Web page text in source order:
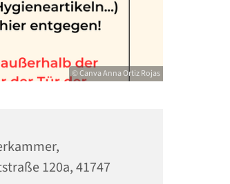
© Canva Anna Ortiz Rojas
120a, 41747